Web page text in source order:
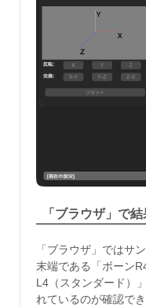
「ブラウザ」で
「ブラウザ」ではサ
末端である「ボーン
L4（スタンダード）
れているのが確認でき